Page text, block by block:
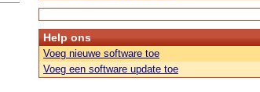
Help ons
Voeg nieuwe software toe
Voeg een software update toe